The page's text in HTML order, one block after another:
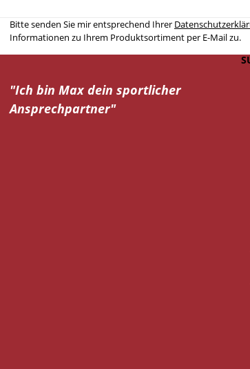
Bitte senden Sie mir entsprechend Ihrer
Informationen zu Ihrem Produktsortiment per E-Mail zu.
"Ich bin Max dein sportlicher
Ansprechpartner"